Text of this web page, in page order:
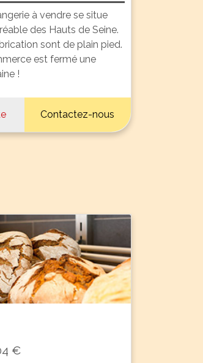
à vendre se situe
des Hauts de Seine.
sont de plain pied.
est fermé une
!
Contactez-nous
€